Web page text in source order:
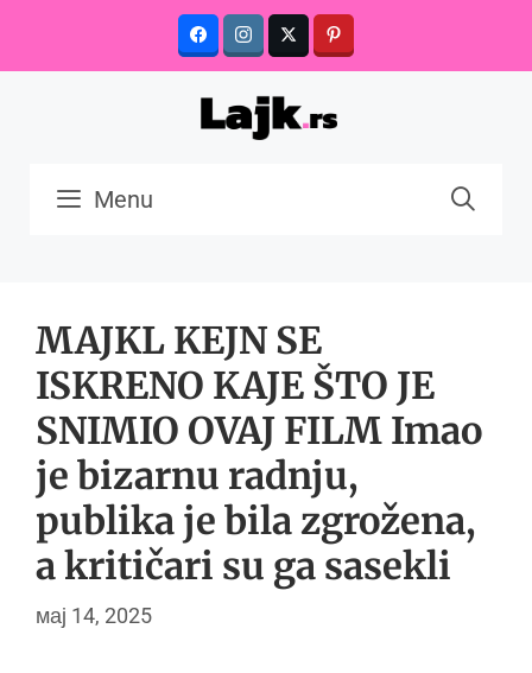
content
Menu
MAJKL KEJN SE
ISKRENO KAJE ŠTO JE
SNIMIO OVAJ FILM Imao
je bizarnu radnju,
publika je bila zgrožena,
a kritičari su ga sasekli
мај 14, 2025